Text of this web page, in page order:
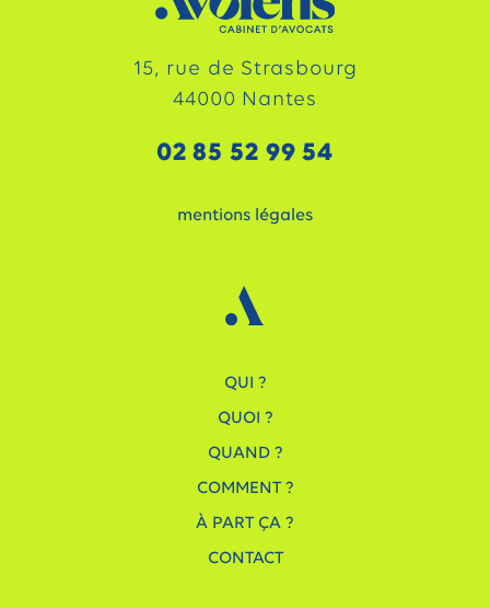
QUI ?
QUOI ?
QUAND ?
COMMENT ?
À PART ÇA ?
CONTACT
15, rue de Strasbourg
44000 Nantes
02 85 52 99 54
mentions légales